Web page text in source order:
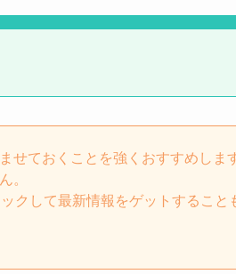
せておくことを強くおすすめしま
。
クして最新情報をゲットすること